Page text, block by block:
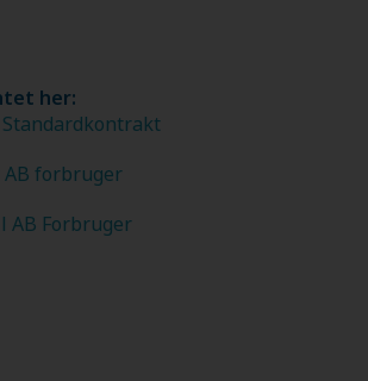
her:
forbruger
Forbruger